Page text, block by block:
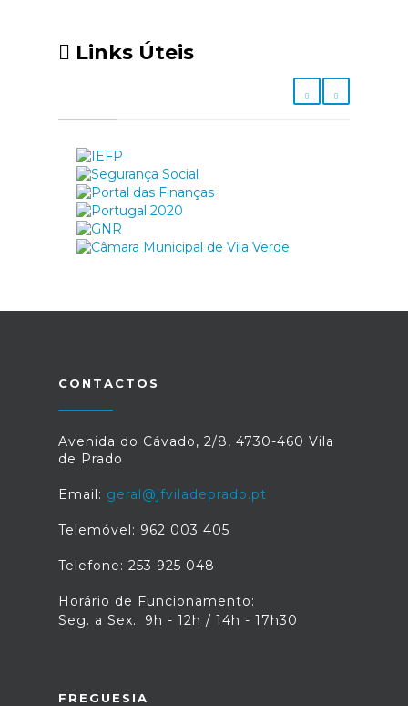
Links Úteis
CONTACTOS
Avenida do Cávado, 2/8, 4730-460 Vila
de Prado
Email: geral@jfviladeprado.pt
Telemóvel: 962 003 405
Telefone: 253 925 048
Horário de Funcionamento:
Seg. a Sex.: 9h - 12h / 14h - 17h30
FREGUESIA